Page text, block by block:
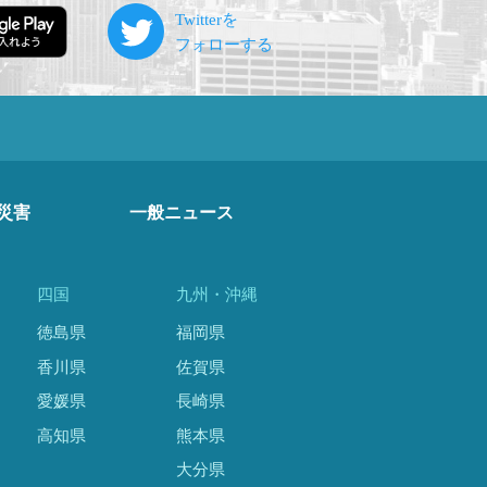
害 一般ニュース
四国
徳島県
香川県
愛媛県
高知県
九州・沖縄
福岡県
佐賀県
長崎県
熊本県
大分県